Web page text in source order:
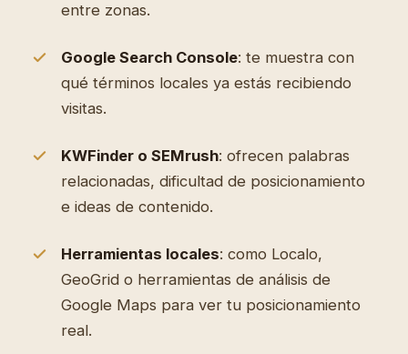
entre zonas.
Google Search Console: te muestra con
qué términos locales ya estás recibiendo
visitas.
KWFinder o SEMrush: ofrecen palabras
relacionadas, dificultad de posicionamiento
e ideas de contenido.
Herramientas locales: como Localo,
GeoGrid o herramientas de análisis de
Google Maps para ver tu posicionamiento
real.